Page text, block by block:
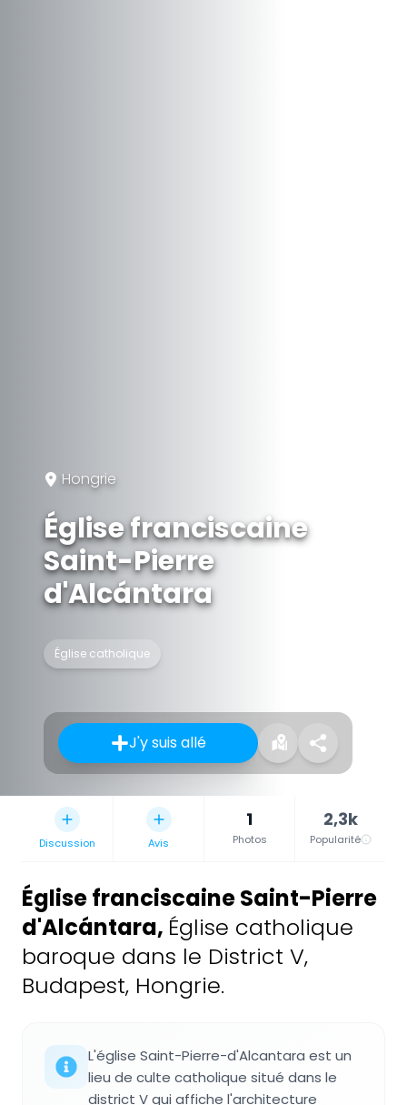
Hongrie
Église franciscaine
Saint-Pierre
d'Alcántara
Église catholique
J'y suis allé
Discussion Avis
1
Photos
2,3k
Popularité
Église franciscaine Saint-Pierre
d'Alcántara, Église catholique
baroque dans le District V,
Budapest, Hongrie.
L'église Saint-Pierre-d'Alcantara est un
lieu de culte catholique situé dans le
district V qui affiche l'architecture